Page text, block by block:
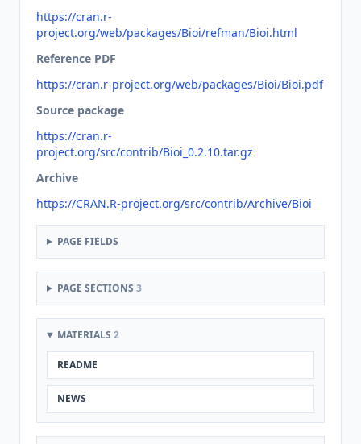
https://cran.r-
project.org/web/packages/Bioi/refman/Bioi.html
Reference PDF
https://cran.r-project.org/web/packages/Bioi/Bioi.pdf
Source package
https://cran.r-
project.org/src/contrib/Bioi_0.2.10.tar.gz
Archive
https://CRAN.R-project.org/src/contrib/Archive/Bioi
PAGE FIELDS
PAGE SECTIONS 3
MATERIALS 2
README
NEWS